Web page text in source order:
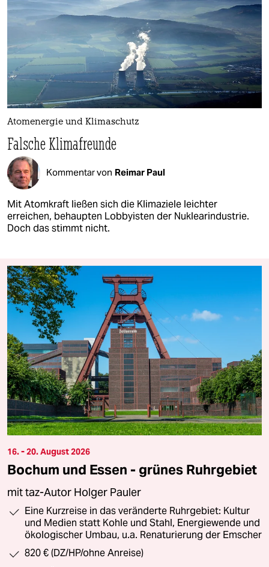
Atomenergie und Klimaschutz
Falsche Klimafreunde
Kommentar von Reimar Paul
Mit Atomkraft ließen sich die Klimaziele leichter
erreichen, behaupten Lobbyisten der Nuklearindustrie.
Doch das stimmt nicht.
16. - 20. August 2026
Bochum und Essen - grünes Ruhrgebiet
mit taz-Autor Holger Pauler
Eine Kurzreise in das veränderte Ruhrgebiet: Kultur
und Medien statt Kohle und Stahl, Energiewende und
ökologischer Umbau, u.a. Renaturierung der Emscher
820 € (DZ/HP/ohne Anreise)